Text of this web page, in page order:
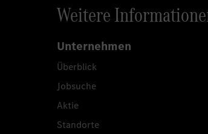
Weitere
Unternehmen
Überblick
Jobsuche
Aktie
Standorte